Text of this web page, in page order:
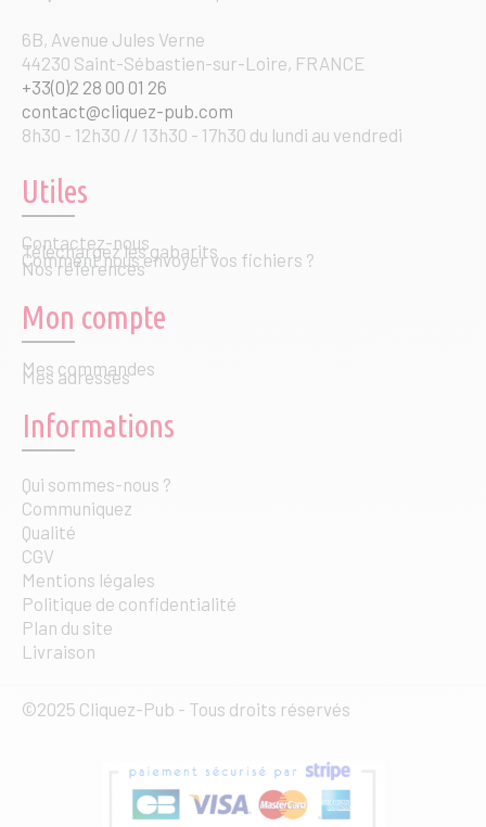
6B, Avenue Jules Verne
44230 Saint-Sébastien-sur-Loire, FRANCE
+33(0)2 28 00 01 26
contact@cliquez-pub.com
8h30 - 12h30 // 13h30 - 17h30 du lundi au vendredi
Utiles
Contactez-nous
Téléchargez les gabarits
Comment nous envoyer vos fichiers ?
Nos références
Mon compte
Mes commandes
Mes adresses
Informations
Qui sommes-nous ?
Communiquez
Qualité
CGV
Mentions légales
Politique de confidentialité
Plan du site
Livraison
©2025 Cliquez-Pub - Tous droits réservés